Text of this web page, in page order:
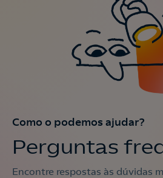
Como o podemos ajudar?
Perguntas
Encontre respostas às dúvidas